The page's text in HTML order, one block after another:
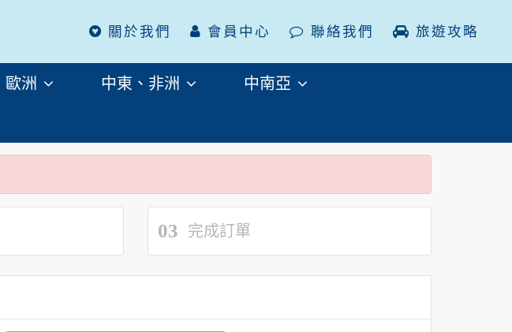
關於我們 會員中心 聯絡我們 旅遊攻略
歐洲 中東、非洲
中南亞
03 完成訂單